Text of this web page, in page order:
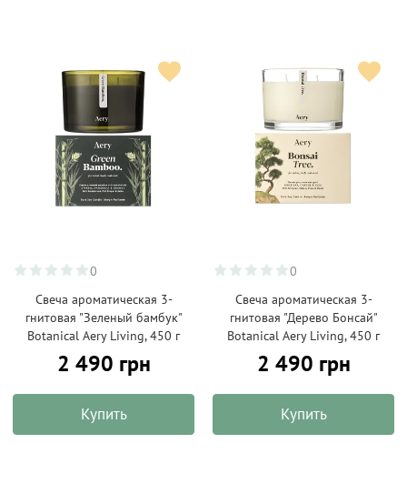
0
Свеча ароматическая 3-
гнитовая "Зеленый бамбук"
Botanical Aery Living, 450 г
2 490 грн
Купить
0
Свеча ароматическая 3-
гнитовая "Дерево Бонсай"
Botanical Aery Living, 450 г
2 490 грн
Купить